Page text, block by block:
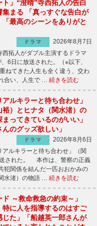
ト」“澄晴”寺西拓人の告白
集まる 「真っすぐな告白が
「最高のシーンをありがと
ドラマ
2026年8月7日
拓人がダブル主演するドラマ
6日に放送された。（※以下、
ねてきた人生も全く違う、交わ
合い、人生で … 続きを読む
アルキラーと待ち合わせ」
裕）とヒナタ（関水渚）の
ってきているのがいい」
んのグッズ欲しい」
ドラマ
2026年8月6日
ルキラーと待ち合わせ」（関
された。 本作は、警察の正義
犯関係を結んだ一匹おおかみの
水渚）の物語 … 続きを読む
ド ～救命救急の約束～」
特に人を指導するのはすご
じた」「船越英一郎さんが